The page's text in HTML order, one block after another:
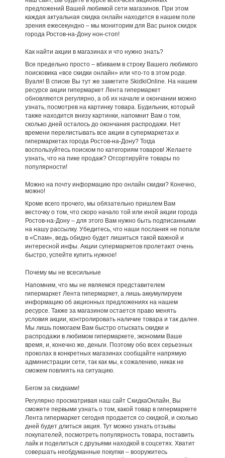
предложений Вашей любимой сети магазинов. При этом
каждая актуальная скидка онлайн находится в нашем поле
зрения ежесекундно – мы мониторим для Вас рынок скидок
города Ростов-на-Дону нон-стоп!
Как найти акции в магазинах и что нужно знать?
Все предельно просто – вбиваем в строку Вашего любимого
поисковика «все скидки онлайн» или что-то в этом роде.
Вуаля! В списке Вы тут же заметите SkidkiOnline. На нашем
ресурсе акции гипермаркет Лента гипермаркет
обновляются регулярно, а об их начале и окончании можно
узнать, посмотрев на картинку товара. Будильник, который
также находится внизу картинки, напомнит Вам о том,
сколько дней осталось до окончания распродажи. Нет
времени перелистывать все акции в супермаркетах и
гипермаркетах города Ростов-на-Дону? Тогда
воспользуйтесь поиском по категориям товаров! Желаете
узнать, что на пике продаж? Отсортируйте товары по
популярности!
Можно на почту информацию про онлайн скидки? Конечно,
можно!
Кроме всего прочего, мы обязательно пришлем Вам
весточку о том, что скоро начало той или иной акции города
Ростов-на-Дону – для этого Вам нужно быть подписанными
на нашу рассылку. Убедитесь, что наши послания не попали
в «Спам», ведь обидно будет лишиться такой важной и
интересной инфы. Акции супермаркетов пролетают очень
быстро, успейте купить нужное!
Почему мы не всесильные
Напомним, что мы не являемся представителем
гипермаркет Лента гипермаркет, а лишь аккумулируем
информацию об акционных предложениях на нашем
ресурсе. Также за магазином остается право менять
условия акции, контролировать наличие товара и так далее.
Мы лишь помогаем Вам быстро отыскать скидки и
распродажи в любимом гипермаркете, экономим Ваше
время, и, конечно же, деньги. Поэтому обо всех серьезных
проколах в конкретных магазинах сообщайте напрямую
администрации сети, так как мы, к сожалению, никак не
сможем повлиять на ситуацию.
Бегом за скидками!
Регулярно просматривая наш сайт СкидкаОнлайн, Вы
сможете первыми узнать о том, какой товар в гипермаркете
Лента гипермаркет сегодня продается со скидкой, и сколько
дней будет длиться акция. Тут можно узнать отзывы
покупателей, посмотреть популярность товара, поставить
лайк и поделиться с друзьями находкой в соцсетях. Хватит
совершать необдуманные покупки – вооружитесь